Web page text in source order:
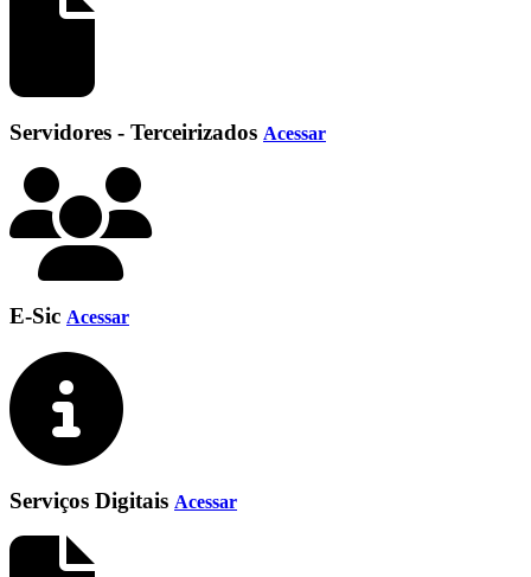
Servidores - Terceirizados Acessar
E-Sic Acessar
Serviços Digitais Acessar